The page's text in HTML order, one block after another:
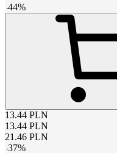
-44%
13.44 PLN
13.44 PLN
21.46 PLN
-37%